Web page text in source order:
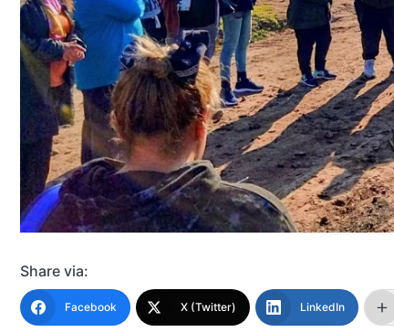
Share via:
Facebook X (Twitter) LinkedIn